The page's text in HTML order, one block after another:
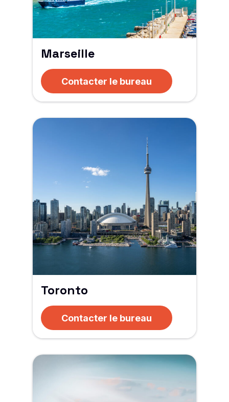
Marseille
Contacter le bureau
Toronto
Contacter le bureau